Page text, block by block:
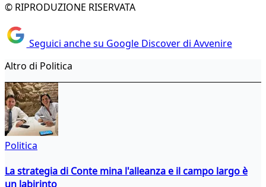
© RIPRODUZIONE RISERVATA
Seguici anche su Google Discover di Avvenire
Altro di Politica
Politica
La strategia di Conte mina l'alleanza e il campo largo è
un labirinto